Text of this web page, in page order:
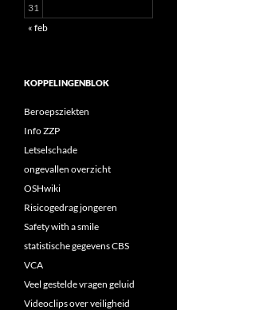
31
« feb
KOPPELINGENBLOK
Beroepsziekten
Info ZZP
Letselschade
ongevallen overzicht
OSHwiki
Risicogedrag jongeren
Safety with a smile
statistische gegevens CBS
VCA
Veel gestelde vragen geluid
Videoclips over veiligheid